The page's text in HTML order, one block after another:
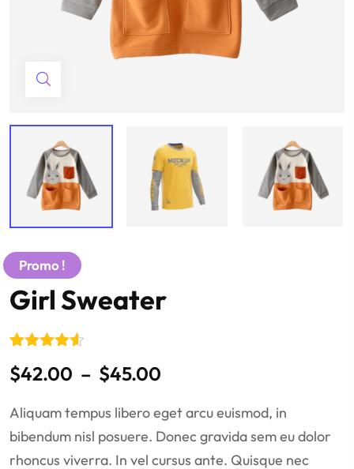
Girl Sweater
Promo !
sur 5
client
$42.00 – $45.00
Aliquam tempus libero eget arcu euismod, in
bibendum nisl posuere. Donec gravida sem eu dolor
rhoncus viverra. In vel cursus ante. Quisque nec